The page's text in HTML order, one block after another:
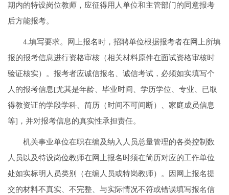
期内的特设岗位教师，应征得用人单位和主管部门的同意报考
后方能报考。
4.填写要求。网上报名时，招聘单位根据报考者在网上所填
报的报考信息进行资格审核（相关材料原件在面试资格审核时
验证核实）。报考者应诚信报名、诚信考试，必须如实填写个
人的报考信息[尤其是年龄、毕业时间、学历学位、专业、已取
得教资证的学段学科、简历（时间不可间断）、家庭成员信息
等]，并对报考信息的真实性承担责任。
机关事业单位在职在编及纳入人员总量管理的各类控制数
人员以及特设岗位教师在网上报名时须在简历对应的工作单位
处如实标明人员类别（在编人员或特岗教师）。因网上报名提
交的材料不真实、不完整、与实际情况不符或错误填写报名信